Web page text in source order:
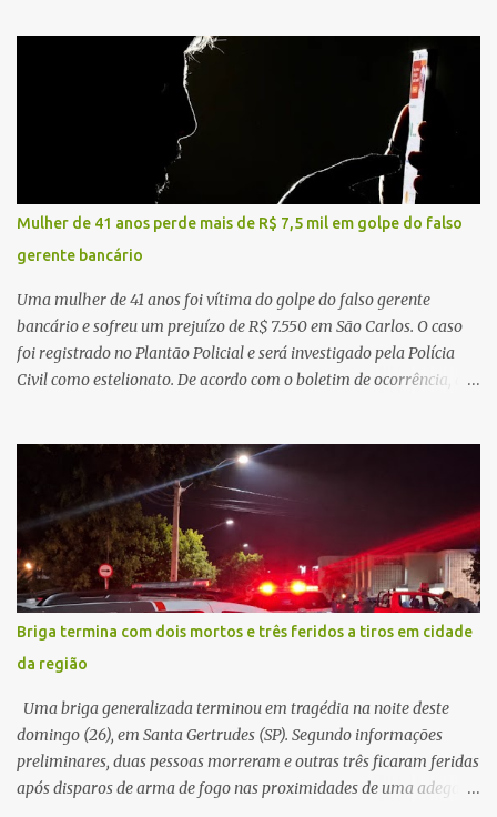
município, mas também de diversas cidades do entorno,
ampliando significativamente a responsabilidade da gestão sobre
o Sistema Único de Saúde (SUS). Nos últimos anos, o Governo
Federal tem ampliado investimentos destinados ao fortalecimento
da atenção básica, da infraestrutura hospitalar e da
regionalização dos serviços de saúde. Entretanto, em um cenário
de demandas crescentes e recursos necessariamente limitados, a
principal missão da gestão pública não é apenas investir mais,
mas decidir melhor onde investir para produzir o maior benefício
possível à população. Essa reflexão encontra respaldo tanto na
teoria da admini...
Mulher de 41 anos perde mais de R$ 7,5 mil em golpe do falso
gerente bancário
Uma mulher de 41 anos foi vítima do golpe do falso gerente
bancário e sofreu um prejuízo de R$ 7.550 em São Carlos. O caso
foi registrado no Plantão Policial e será investigado pela Polícia
Civil como estelionato. De acordo com o boletim de ocorrência, a
suspeito alegou que seria necessário atualizar o cadastro da conta
e passou a orientar a vítima sobre os procedimentos que deveriam
ser realizados. Dias depois, o golpista enviou um documento em
PDF simulando uma comunicação oficial da instituição financeira.
Na sequência, entrou em contato por telefone e encaminhou um
link, orientando a vítima a acessá-lo pelo computador para
concluir a suposta atualização cadastral. Após realizar o
procedimento, a conta bancária ficou bloqueada por algumas
horas. Sem conseguir acessar o sistema, a vítima tentou
novamente contato com o suposto gerente, mas não obteve
resposta. Na segunda-fe...
Briga termina com dois mortos e três feridos a tiros em cidade
da região
Uma briga generalizada terminou em tragédia na noite deste
domingo (26), em Santa Gertrudes (SP). Segundo informações
preliminares, duas pessoas morreram e outras três ficaram feridas
após disparos de arma de fogo nas proximidades de uma adega. O